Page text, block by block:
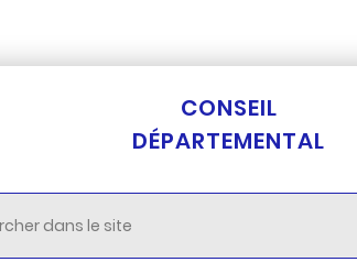
CONSEIL
DÉPARTEMENTAL